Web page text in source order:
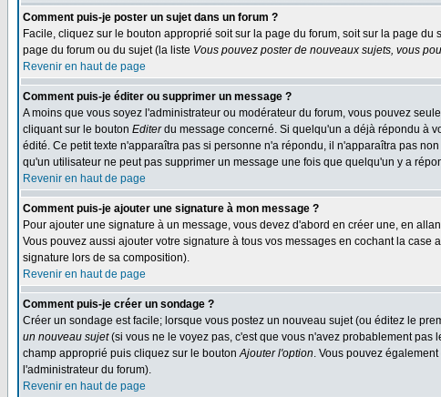
Comment puis-je poster un sujet dans un forum ?
Facile, cliquez sur le bouton approprié soit sur la page du forum, soit sur la page
page du forum ou du sujet (la liste Vous pouvez poster de nouveaux sujets, vous
Revenir en haut de page
Comment puis-je éditer ou supprimer un message ?
A moins que vous soyez l'administrateur ou modérateur du forum, vous pouvez
cliquant sur le bouton Editerdu message concerné. Si quelqu'un a déjà répondu à
édité. Ce petit texte n'apparaîtra pas si personne n'a répondu, il n'apparaîtra pas
qu'un utilisateur ne peut pas supprimer un message une fois que quelqu'un y a
Revenir en haut de page
Comment puis-je ajouter une signature à mon message ?
Pour ajouter une signature à un message, vous devez d'abord en créer une, en
Vous pouvez aussi ajouter votre signature à tous vos messages en cochant la
signature lors de sa composition).
Revenir en haut de page
Comment puis-je créer un sondage ?
Créer un sondage est facile; lorsque vous postez un nouveau sujet (ou éditez le
un nouveau sujet(si vous ne le voyez pas, c'est que vous n'avez probablement pas
champ approprié puis cliquez sur le boutonAjouter l'option. Vous pouvez
l'administrateur du forum).
Revenir en haut de page